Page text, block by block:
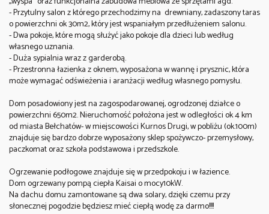
- Przytulny salon z którego przechodzimy na drewniany, zadaszony taras
o powierzchni ok 30m2, który jest wspaniałym przedłużeniem salonu.
- Dwa pokoje, które mogą służyć jako pokoje dla dzieci lub według
własnego uznania.
- Duża sypialnia wraz z garderobą.
- Przestronna łazienka z oknem, wyposażona w wannę i prysznic, która
może wymagać odświeżenia i aranżacji według własnego pomysłu.
Dom posadowiony jest na zagospodarowanej, ogrodzonej działce o
powierzchni 650m2. Nieruchomość położona jest w odległości ok 4 km
od miasta Bełchatów- w miejscowości Kurnos Drugi, w pobliżu (ok.100m)
znajduje się bardzo dobrze wyposażony sklep spożywczo- przemysłowy,
paczkomat oraz szkoła podstawowa i przedszkole.
Ogrzewanie podłogowe znajduje się w przedpokoju i w łazience.
Dom ogrzewany pompą ciepła Kaisai o mocy10kW.
Na dachu domu zamontowane są dwa solary, dzięki czemu przy
słonecznej pogodzie będziesz mieć ciepłą wodę za darmo!!!!